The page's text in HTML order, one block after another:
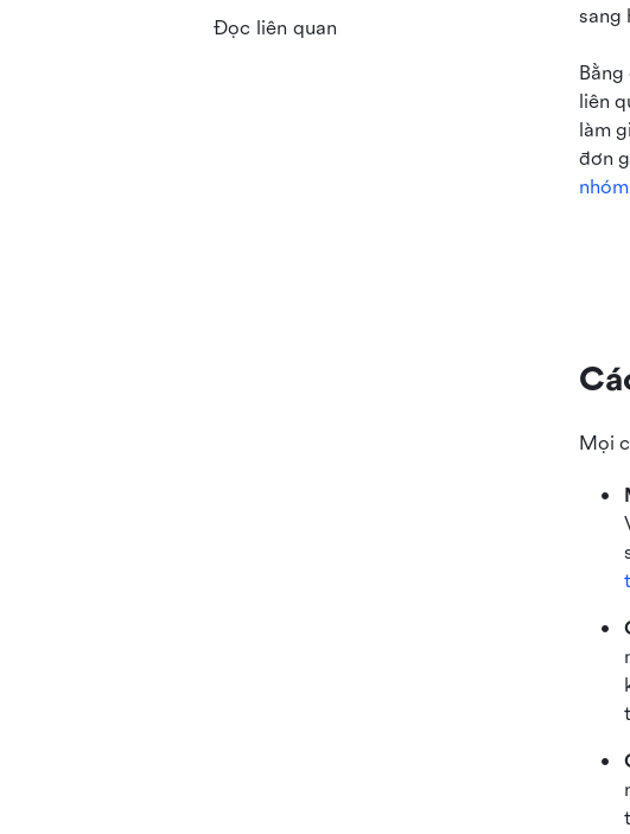
sang
liên
làm
đơn
nhóm
Mọi
Đọc liên quan